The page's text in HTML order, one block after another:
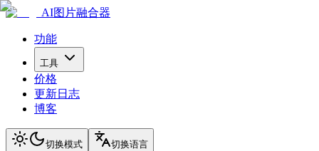
AI图片融合器
功能
工具
价格
更新日志
博客
切换模式 切换语言